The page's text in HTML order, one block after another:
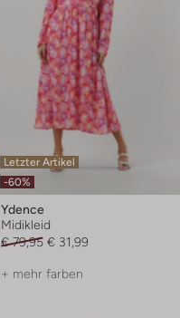
Letzter Artikel
-60%
Ydence
Midikleid
€ 79,95 € 31,99
+ mehr farben